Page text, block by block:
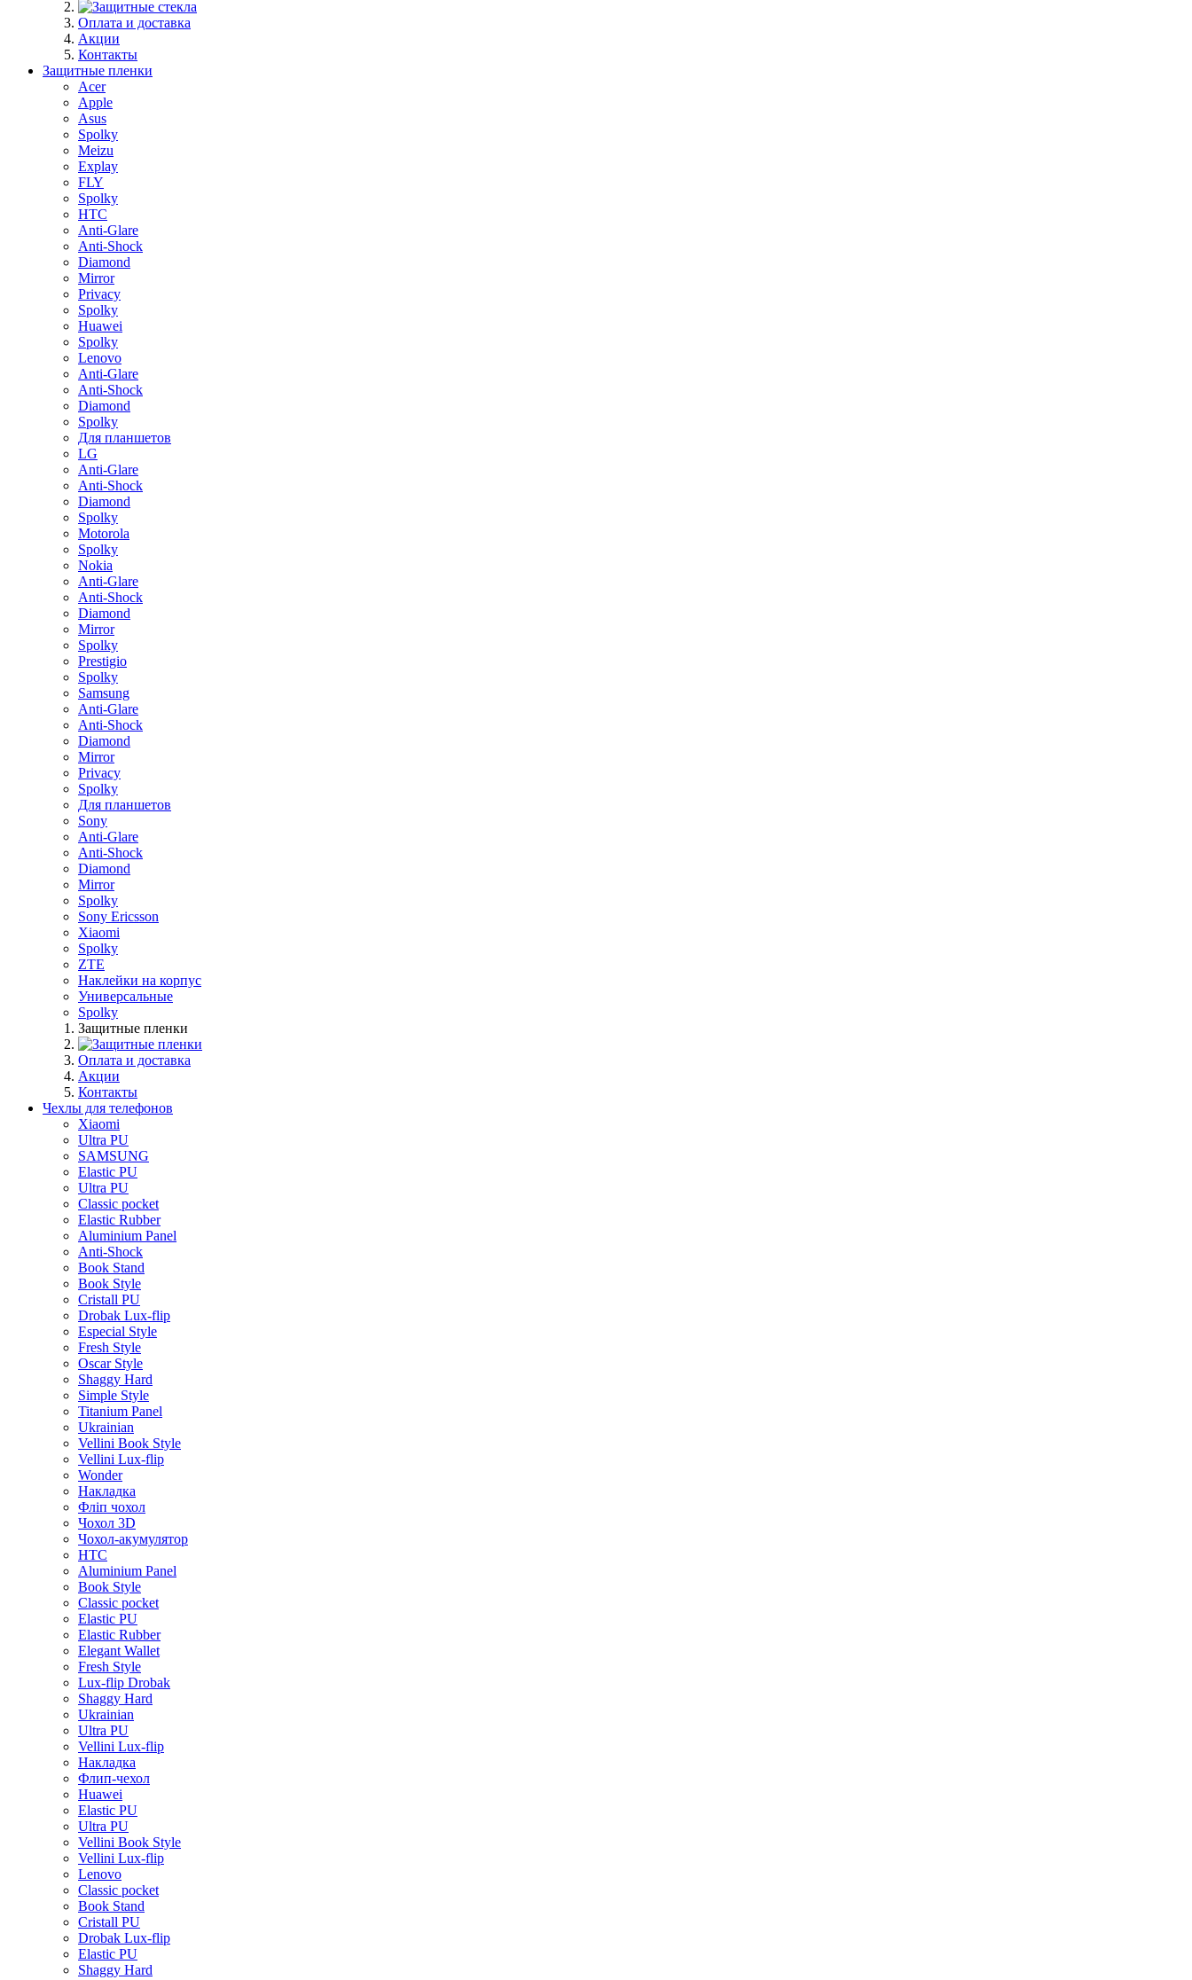
Оплата и доставка
Акции
Контакты
Защитные пленки
Acer
Apple
Asus
Spolky
Meizu
Explay
FLY
Spolky
HTC
Anti-Glare
Anti-Shock
Diamond
Mirror
Privacy
Spolky
Huawei
Spolky
Lenovo
Anti-Glare
Anti-Shock
Diamond
Spolky
Для планшетов
LG
Anti-Glare
Anti-Shock
Diamond
Spolky
Motorola
Spolky
Nokia
Anti-Glare
Anti-Shock
Diamond
Mirror
Spolky
Prestigio
Spolky
Samsung
Anti-Glare
Anti-Shock
Diamond
Mirror
Privacy
Spolky
Для планшетов
Sony
Anti-Glare
Anti-Shock
Diamond
Mirror
Spolky
Sony Ericsson
Xiaomi
Spolky
ZTE
Наклейки на корпус
Универсальные
Spolky
Защитные пленки
Оплата и доставка
Акции
Контакты
Чехлы для телефонов
Xiaomi
Ultra PU
SAMSUNG
Elastic PU
Ultra PU
Classic pocket
Elastic Rubber
Aluminium Panel
Anti-Shock
Book Stand
Book Style
Cristall PU
Drobak Lux-flip
Especial Style
Fresh Style
Oscar Style
Shaggy Hard
Simple Style
Titanium Panel
Ukrainian
Vellini Book Style
Vellini Lux-flip
Wonder
Накладка
Фліп чохол
Чохол 3D
Чохол-акумулятор
HTC
Aluminium Panel
Book Style
Classic pocket
Elastic PU
Elastic Rubber
Elegant Wallet
Fresh Style
Lux-flip Drobak
Shaggy Hard
Ukrainian
Ultra PU
Vellini Lux-flip
Накладка
Флип-чехол
Huawei
Elastic PU
Ultra PU
Vellini Book Style
Vellini Lux-flip
Lenovo
Classic pocket
Book Stand
Cristall PU
Drobak Lux-flip
Elastic PU
Shaggy Hard